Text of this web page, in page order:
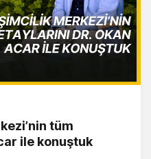
tüm
ile konuştuk